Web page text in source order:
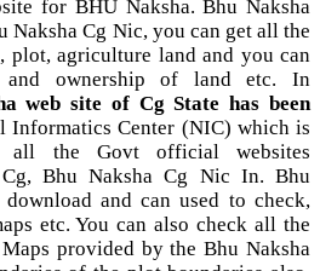
for BHU Naksha. Bhu Naksha
Naksha Cg Nic, you can get all the
plot, agriculture land and you can
ownership of land etc. In
web site of Cg State has been
Informatics Center (NIC) which is
all the Govt official websites
Bhu Naksha Cg Nic In. Bhu
and can used to check,
etc. You can also check all the
provided by the Bhu Naksha